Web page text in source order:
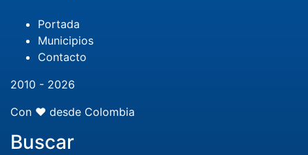
Portada
Municipios
Contacto
2010 - 2026
Con ❤️ desde Colombia
Buscar